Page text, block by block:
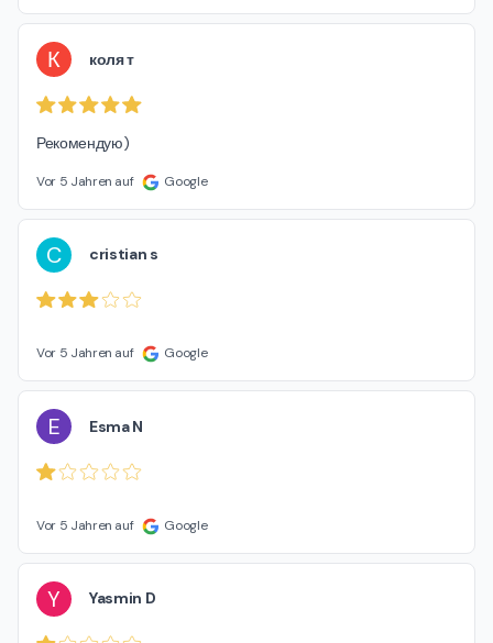
К коля т
Рекомендую)
Vor 5 Jahren auf Google
C cristian s
Vor 5 Jahren auf Google
E Esma N
Vor 5 Jahren auf Google
Y Yasmin D